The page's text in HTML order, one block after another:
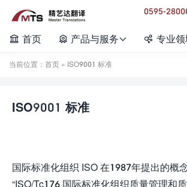
0595-
 首页  产品与服务  专业
当前位置： 首页 » ISO9001 标准
ISO9001 标准
国际标准化组织 ISO 在1987年提出的概
“ISO/Tc176 国际标准化组织质量管理和